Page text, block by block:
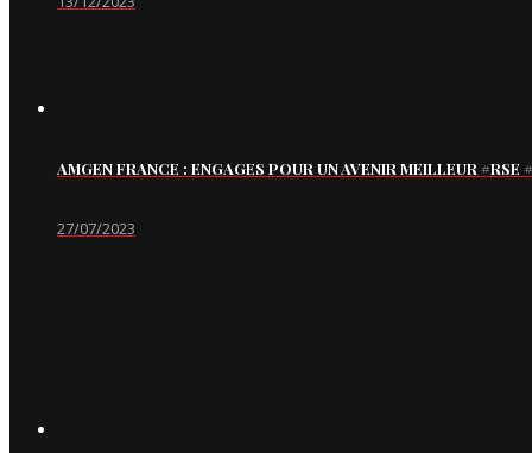
AMGEN FRANCE : ENGAGES POUR UN AVENIR MEILLEUR
27/07/2023